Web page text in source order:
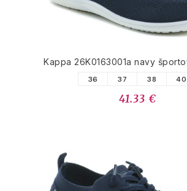
Kappa 26K0163001a navy
36 37 38 40
41.33 €